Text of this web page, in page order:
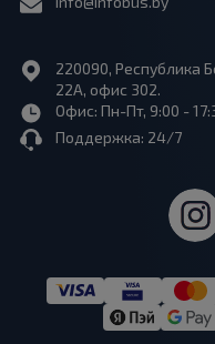
220090, Республика
22А, офис 302.
Офис: Пн-Пт, 9:00 -
Поддержка: 24/7